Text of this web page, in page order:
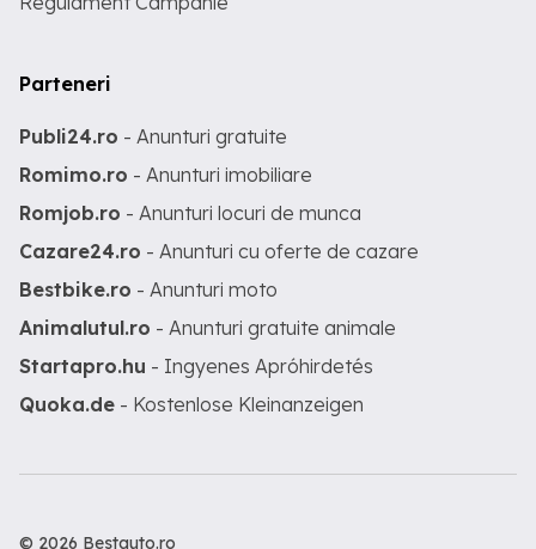
Parteneri
Publi24.ro - Anunturi gratuite
Romimo.ro - Anunturi imobiliare
Romjob.ro - Anunturi locuri de munca
Cazare24.ro - Anunturi cu oferte de cazare
Bestbike.ro - Anunturi moto
Animalutul.ro - Anunturi gratuite animale
Startapro.hu - Ingyenes Apróhirdetés
Quoka.de - Kostenlose Kleinanzeigen
© 2026 Bestauto.ro